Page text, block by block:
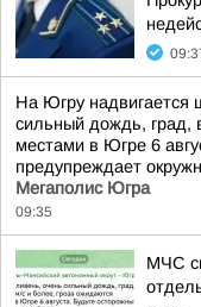
На Югру надвигается
сильный дождь, град,
местами в Югре 6
предупреждает
Мегаполис Югра
09:35
МЧС